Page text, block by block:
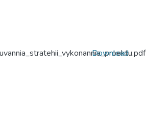
Download